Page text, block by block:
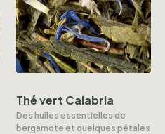
Thé vert Calabria
Des huiles essentielles de
bergamote et quelques pétales